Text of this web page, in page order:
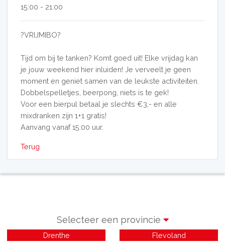
15:00 - 21:00
?VRIJMIBO?
Tijd om bij te tanken? Komt goed uit! Elke vrijdag kan
je jouw weekend hier inluiden! Je verveelt je geen
moment en geniet samen van de leukste activiteiten.
Dobbelspelletjes, beerpong, niets is te gek!
Voor een bierpul betaal je slechts €3,- en alle
mixdranken zijn 1+1 gratis!
Aanvang vanaf 15:00 uur.
Terug
Selecteer een provincie
Drenthe Flevoland